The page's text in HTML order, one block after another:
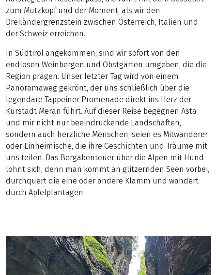
zum Mutzkopf und der Moment, als wir den
Dreiländergrenzstein zwischen Österreich, Italien und
der Schweiz erreichen.
In Südtirol angekommen, sind wir sofort von den
endlosen Weinbergen und Obstgärten umgeben, die die
Region prägen. Unser letzter Tag wird von einem
Panoramaweg gekrönt, der uns schließlich über die
legendäre Tappeiner Promenade direkt ins Herz der
Kurstadt Meran führt. Auf dieser Reise begegnen Asta
und mir nicht nur beeindruckende Landschaften,
sondern auch herzliche Menschen, seien es Mitwanderer
oder Einheimische, die ihre Geschichten und Träume mit
uns teilen. Das Bergabenteuer über die Alpen mit Hund
lohnt sich, denn man kommt an glitzernden Seen vorbei,
durchquert die eine oder andere Klamm und wandert
durch Apfelplantagen.